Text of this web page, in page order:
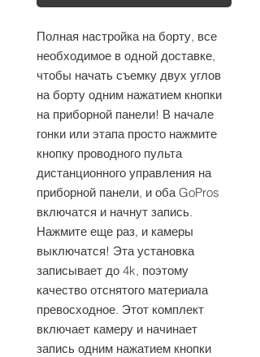
Полная настройка на борту, все
необходимое в одной доставке,
чтобы начать съемку двух углов
на борту одним нажатием кнопки
на приборной панели! В начале
гонки или этапа просто нажмите
кнопку проводного пульта
дистанционного управления на
приборной панели, и оба GoPros
включатся и начнут запись.
Нажмите еще раз, и камеры
выключатся! Эта установка
записывает до 4k, поэтому
качество отснятого материала
превосходное. Этот комплект
включает камеру и начинает
запись одним нажатием кнопки